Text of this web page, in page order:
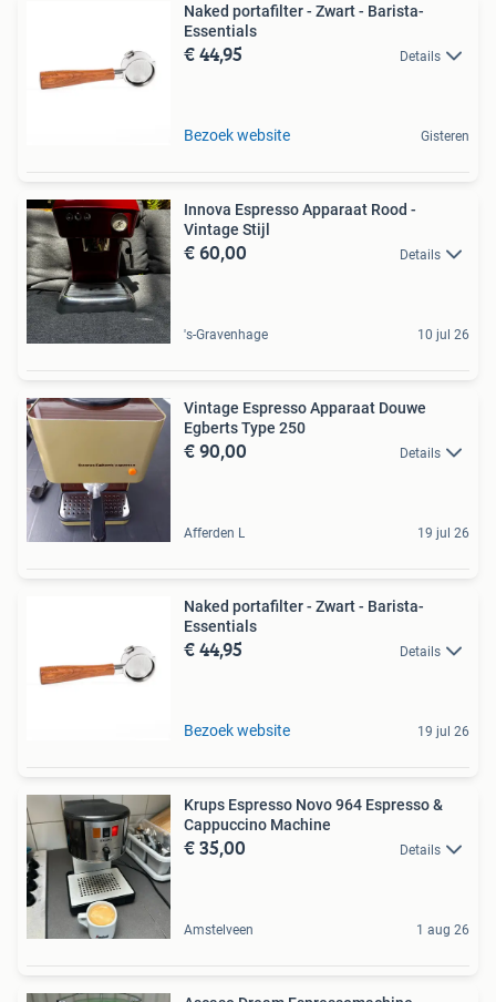
Naked portafilter - Zwart - Barista-
Essentials
€ 44,95 Details
Bezoek website Gisteren
Innova Espresso Apparaat Rood -
Vintage Stijl
€ 60,00 Details
's-Gravenhage 10 jul 26
Vintage Espresso Apparaat Douwe
Egberts Type 250
€ 90,00 Details
Afferden L 19 jul 26
Naked portafilter - Zwart - Barista-
Essentials
€ 44,95 Details
Bezoek website 19 jul 26
Krups Espresso Novo 964 Espresso &
Cappuccino Machine
€ 35,00 Details
Amstelveen 1 aug 26